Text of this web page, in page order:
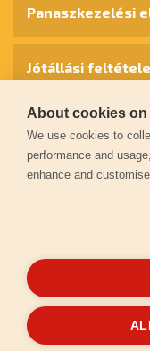
© 2026
Panaszkezelési
Jótállási
Személyes
Kapcsolat
Garancia
About cookies
We use cookies to
performance and
enhance and